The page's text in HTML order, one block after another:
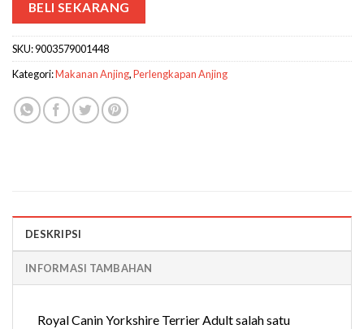
BELI SEKARANG
SKU:9003579001448
Kategori:Makanan Anjing,Perlengkapan Anjing
DESKRIPSI
INFORMASI TAMBAHAN
Royal Canin Yorkshire Terrier Adult salah satu